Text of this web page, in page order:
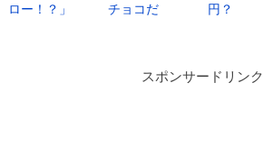
ロー！？」 チョコだ 円？
スポンサードリンク